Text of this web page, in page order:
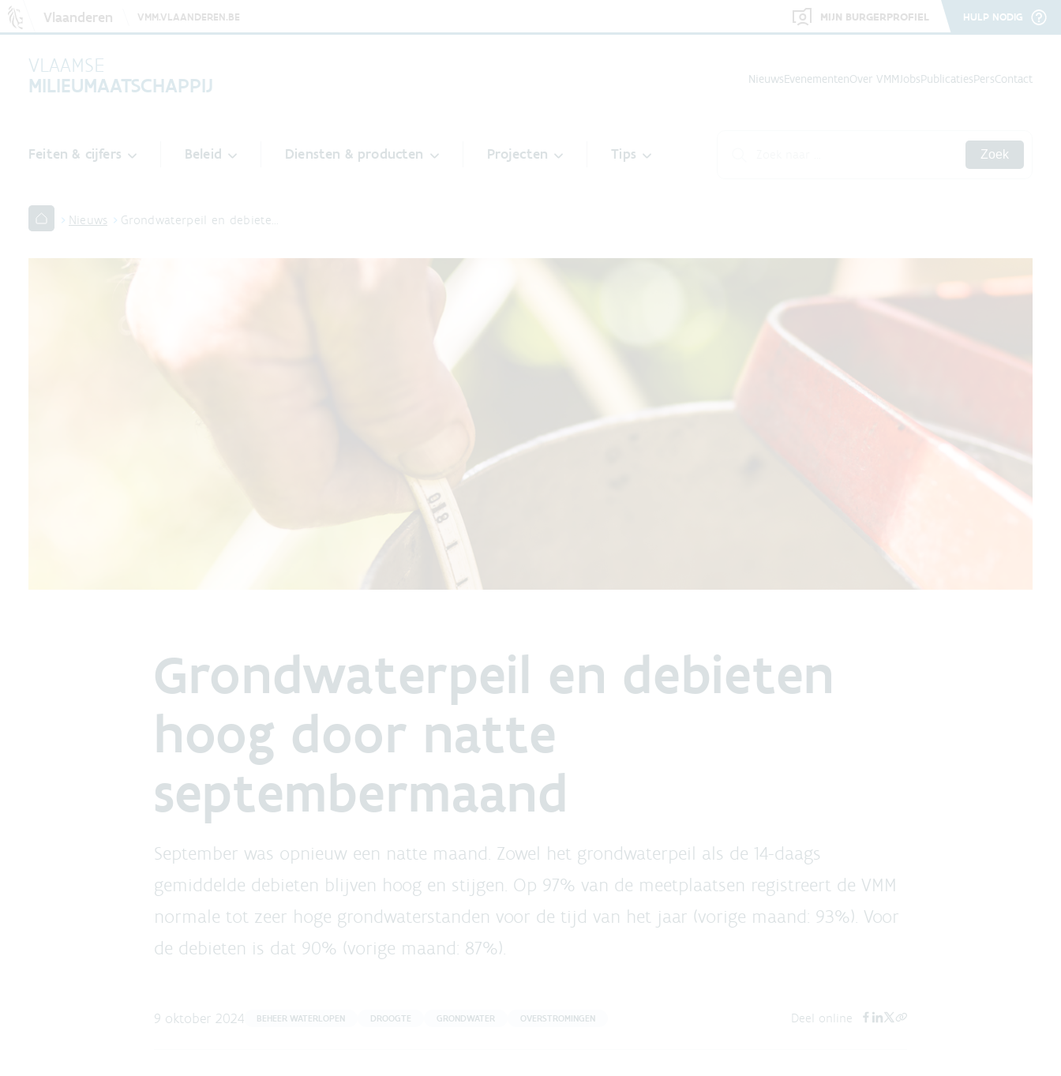
Vlaanderen VMM.VLAANDEREN.BE MIJN BURGERPROFIEL HULP NODIG
VLAAMSE
MILIEUMAATSCHAPPIJ
NieuwsEvenementenOver VMMJobsPublicatiesPersContact
Feiten & cijfers Beleid Diensten & producten Projecten Tips Zoek
Nieuws Grondwaterpeil en debiete…
Grondwaterpeil en debieten
hoog door natte
septembermaand
September was opnieuw een natte maand. Zowel het grondwaterpeil als de 14-daags
gemiddelde debieten blijven hoog en stijgen. Op 97% van de meetplaatsen registreert de VMM
normale tot zeer hoge grondwaterstanden voor de tijd van het jaar (vorige maand: 93%). Voor
de debieten is dat 90% (vorige maand: 87%).
9 oktober 2024 BEHEER WATERLOPEN DROOGTE GRONDWATER OVERSTROMINGEN Deel online